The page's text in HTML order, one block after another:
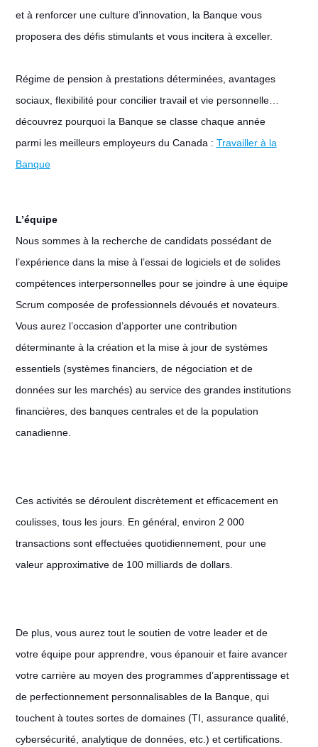
et à renforcer une culture d’innovation, la Banque vous
proposera des défis stimulants et vous incitera à exceller.
Régime de pension à prestations déterminées, avantages
sociaux, flexibilité pour concilier travail et vie personnelle…
découvrez pourquoi la Banque se classe chaque année
parmi les meilleurs employeurs du Canada : Travailler à la
Banque
L’équipe
Nous sommes à la recherche de candidats possédant de
l’expérience dans la mise à l’essai de logiciels et de solides
compétences interpersonnelles pour se joindre à une équipe
Scrum composée de professionnels dévoués et novateurs.
Vous aurez l’occasion d’apporter une contribution
déterminante à la création et la mise à jour de systèmes
essentiels (systèmes financiers, de négociation et de
données sur les marchés) au service des grandes institutions
financières, des banques centrales et de la population
canadienne.
Ces activités se déroulent discrètement et efficacement en
coulisses, tous les jours. En général, environ 2 000
transactions sont effectuées quotidiennement, pour une
valeur approximative de 100 milliards de dollars.
De plus, vous aurez tout le soutien de votre leader et de
votre équipe pour apprendre, vous épanouir et faire avancer
votre carrière au moyen des programmes d’apprentissage et
de perfectionnement personnalisables de la Banque, qui
touchent à toutes sortes de domaines (TI, assurance qualité,
cybersécurité, analytique de données, etc.) et certifications.